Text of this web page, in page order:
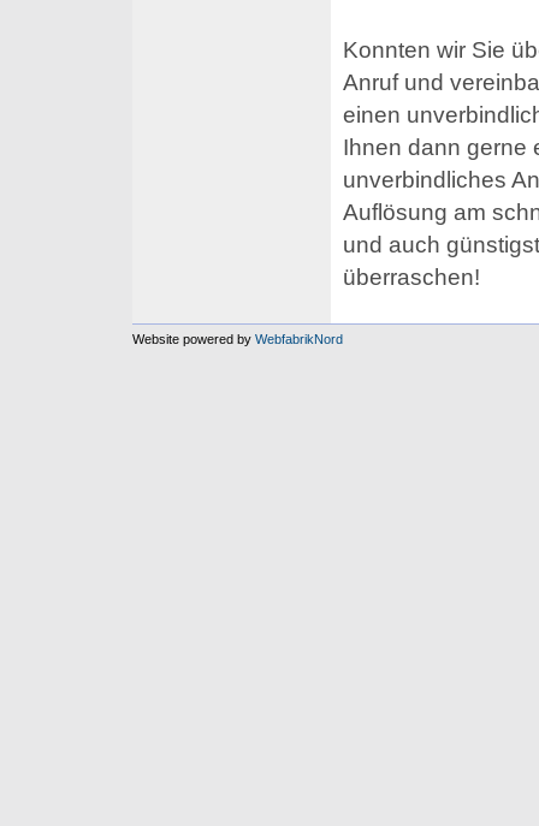
Konnten wir Sie
Anruf und
einen
Ihnen dann gerne
unverbindliches
Auflösung am
und auch
überraschen!
Website powered by WebfabrikNord